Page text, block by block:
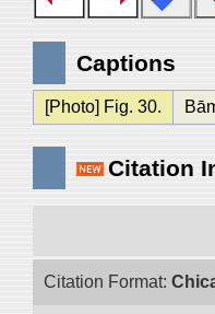
Captions
[Photo] Fig. 30.
Citation
Citation Format: